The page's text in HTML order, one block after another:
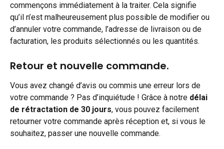
commençons immédiatement à la traiter. Cela signifie
qu’il n’est malheureusement plus possible de modifier ou
d’annuler votre commande, l’adresse de livraison ou de
facturation, les produits sélectionnés ou les quantités.
Retour et nouvelle commande.
Vous avez changé d’avis ou commis une erreur lors de
votre commande ? Pas d’inquiétude ! Grâce à notre délai
de rétractation de 30 jours, vous pouvez facilement
retourner votre commande après réception et, si vous le
souhaitez, passer une nouvelle commande.